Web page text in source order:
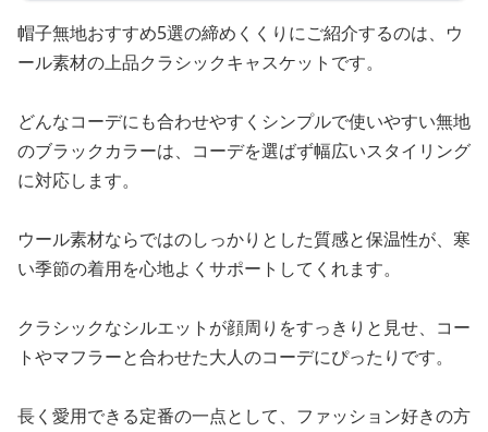
帽子無地おすすめ5選の締めくくりにご紹介するのは、ウ
ール素材の上品クラシックキャスケットです。
どんなコーデにも合わせやすくシンプルで使いやすい無地
のブラックカラーは、コーデを選ばず幅広いスタイリング
に対応します。
ウール素材ならではのしっかりとした質感と保温性が、寒
い季節の着用を心地よくサポートしてくれます。
クラシックなシルエットが顔周りをすっきりと見せ、コー
トやマフラーと合わせた大人のコーデにぴったりです。
長く愛用できる定番の一点として、ファッション好きの方